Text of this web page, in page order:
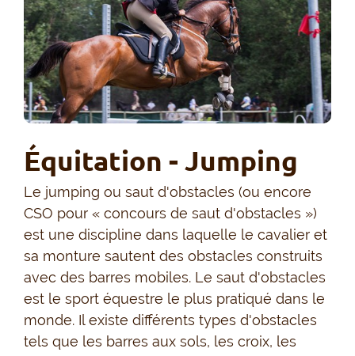
Équitation - Jumping
Le jumping ou saut d'obstacles (ou encore
CSO pour « concours de saut d'obstacles »)
est une discipline dans laquelle le cavalier et
sa monture sautent des obstacles construits
avec des barres mobiles. Le saut d'obstacles
est le sport équestre le plus pratiqué dans le
monde. Il existe différents types d'obstacles
tels que les barres aux sols, les croix, les